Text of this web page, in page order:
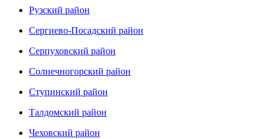
Рузский район
Сергиево-Посадский район
Серпуховский район
Солнечногорский район
Ступинский район
Талдомский район
Чеховский район